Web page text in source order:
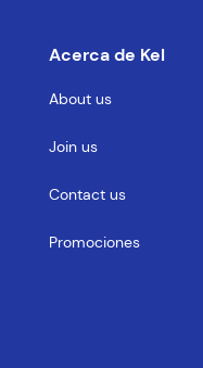
Acerca de Kel
About us
Join us
Contact us
Promociones